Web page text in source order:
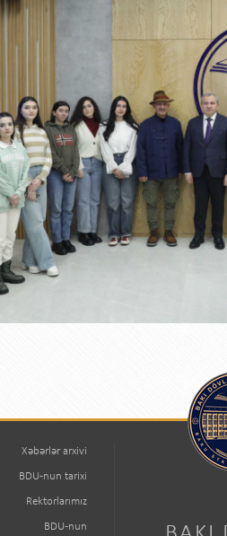
Xəbərlər arxivi
BDU-nun tarixi
Rektorlarımız
BDU-nun